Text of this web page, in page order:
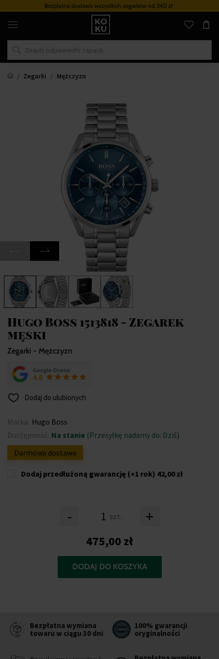
Bezpłatna dostawa wszystkich zegarkówod 340 zł
Oryginalne
perfumy
zegarki
w
miejscu
Zegarki
Mężczyzn
Hugo Boss 1513818 - Zegarek
męski
Zegarki - Mężczyzn
Google Ocena
4.8
Dodaj do ulubionych
Marka: Hugo Boss
Dostępność: Na stanie (Przesyłkę nadamy do: Dziś)
Darmowa dostawa
Dodaj przedłużoną gwarancję (+1 rok) 42,00 zł
- szt. +
475,00 zł
DODAJ DO KOSZYKA
Bezpłatna wymiana
towaru w ciągu 30 dni
100% gwarancji
oryginalności